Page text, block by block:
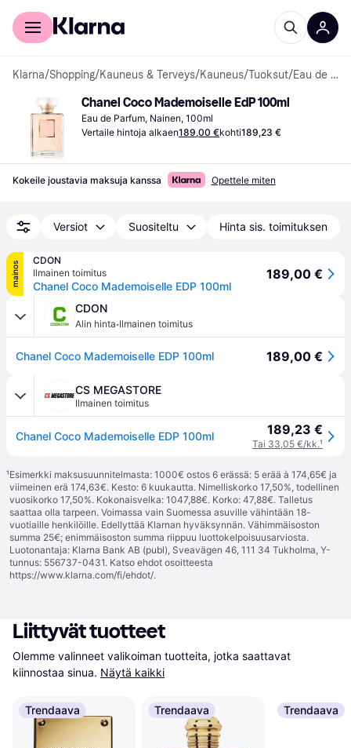
Kuluttajille
Klarna/Shopping/Kauneus & Terveys/Kauneus/Tuoksut/ Eau de Parfum
Chanel Coco Mademoiselle EdP 100ml
Eau de Parfum, Nainen, 100ml
Vertaile hintoja alkaen189,00 €kohti189,23 €
Kokeile joustavia maksuja kanssa Opettele miten
Versiot Suositeltu Hinta sis. toimituksen
mainos
CDON
Ilmainen toimitus
Chanel Coco Mademoiselle EDP 100ml
189,00 €
CDON
Alin hinta·Ilmainen toimitus
Chanel Coco Mademoiselle EDP 100ml 189,00 €
CS MEGASTORE
Ilmainen toimitus
Chanel Coco Mademoiselle EDP 100ml 189,23 €
Tai 33,05 €/kk.¹
¹Esimerkki maksusuunnitelmasta: 1000€ ostos 6 erässä: 5 erää à 174,65€ ja
viimeinen erä 174,63€. Kesto: 6 kuukautta. Nimelliskorko 17,50%, todellinen
vuosikorko 17,50%. Kokonaisvelka: 1047,88€. Korko: 47,88€. Talletus
saattaa olla tarpeen. Voimassa vain Suomessa asuville vähintään 18-
vuotiaille henkilöille. Edellyttää Klarnan hyväksynnän. Vähimmäisoston
summa 25€; enimmäisoston summa riippuu luottokelpoisuusarviosta.
Luotonantaja: Klarna Bank AB (publ), Sveavägen 46, 111 34 Tukholma, Y-
tunnus: 556737-0431. Katso ehdot osoitteesta
https://www.klarna.com/fi/ehdot/.
Liittyvät tuotteet
Olemme valinneet valikoiman tuotteita, jotka saattavat
kiinnostaa sinua. Näytä kaikki
Trendaava Trendaava Trendaava